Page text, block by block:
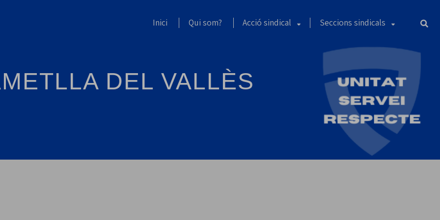
Inici Qui som? Acció sindical Seccions sindicals
DEL VALLÈS